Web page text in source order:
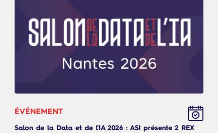
ÉVÉNEMENT
Salon de la Data et de l'IA 2026 : ASI présente 2 REX